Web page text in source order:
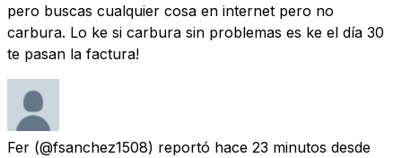
pero buscas cualquier cosa en internet pero no
carbura. Lo ke si carbura sin problemas es ke el día 30
te pasan la factura!
Fer (@fsanchez1508) reportó hace 23 minutos desde